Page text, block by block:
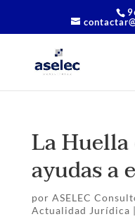
La
ayudas a
por ASELEC
Actualidad Jurídica |